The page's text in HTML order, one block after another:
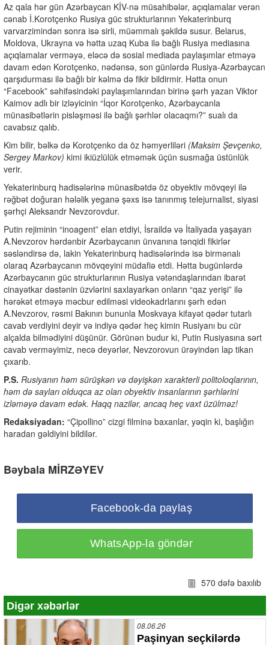
Az qala hər gün Azərbaycan KİV-nə müsahibələr, açıqlamalar verən
cənab İ.Korotçenko Rusiya güc strukturlarının Yekaterinburq
varvarzimindən sonra isə sirli, müəmmalı şəkildə susur. Belarus,
Moldova, Ukrayna və hətta uzaq Kuba ilə bağlı Rusiya mediasına
açıqlamalar verməyə, eləcə də sosial mediada paylaşımlar etməyə
davam edən Korotçenko, nədənsə, son günlərdə Rusiya-Azərbaycan
qarşıdurması ilə bağlı bir kəlmə də fikir bildirmir. Hətta onun
“Facebook” səhifəsindəki paylaşımlarından birinə şərh yazan Viktor
Kaimov adlı bir izləyicinin “İqor Korotçenko, Azərbaycanla
münasibətlərin pisləşməsi ilə bağlı şərhlər olacaqmı?” sualı da
cavabsız qalıb.
Kim bilir, bəlkə də Korotçenko da öz həmyerliləri (Maksim Şevçenko,
Sergey Markov) kimi ikiüzlülük etməmək üçün susmağa üstünlük
verir.
Yekaterinburq hadisələrinə münasibətdə öz obyektiv mövqeyi ilə
rəğbət doğuran hələlik yeganə şəxs isə tanınmış telejurnalist, siyasi
şərhçi Aleksandr Nevzorovdur.
Putin rejiminin “inoagent” elan etdiyi, İsraildə və İtaliyada yaşayan
A.Nevzorov hərdənbir Azərbaycanın ünvanına tənqidi fikirlər
səsləndirsə də, lakin Yekaterinburq hadisələrində isə birmənalı
olaraq Azərbaycanın mövqeyini müdafiə etdi. Hətta bugünlərdə
Azərbaycanın güc strukturlarının Rusiya vətəndaşlarından ibarət
cinayətkar dəstənin üzvlərini saxlayarkən onların “qaz yerişi” ilə
hərəkət etməyə məcbur edilməsi videokadrlarını şərh edən
A.Nevzorov, rəsmi Bakının bununla Moskvaya kifayət qədər tutarlı
cavab verdiyini deyir və indiyə qədər heç kimin Rusiyanı bu cür
alçalda bilmədiyini düşünür. Görünən budur ki, Putin Rusiyasına sərt
cavab verməyimiz, necə deyərlər, Nevzorovun ürəyindən lap tikan
çıxarıb.
P.S. Rusiyanın həm sürüşkən və dəyişkən xarakterli politoloqlarının,
həm də sayları olduqca az olan obyektiv insanlarının şərhlərini
izləməyə davam edək. Haqq nazilər, ancaq heç vaxt üzülməz!
Redaksiyadan: “Çipollino” cizgi filminə baxanlar, yəqin ki, başlığın
haradan gəldiyini bildilər.
Bəybala MİRZƏYEV
Facebook-da paylaş
WhatsApp-la göndər
570 dəfə baxılıb
Digər xəbərlər
08.06.26
Paşinyan seçkilərdə